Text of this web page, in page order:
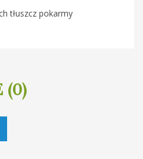
tłuszcz pokarmy
(0)